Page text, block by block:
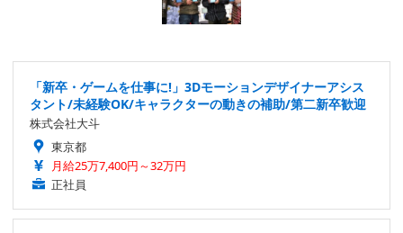
「新卒・ゲームを仕事に!」3Dモーションデザイナーアシス
タント/未経験OK/キャラクターの動きの補助/第二新卒歓迎
株式会社大斗
東京都
月給25万7,400円～32万円
正社員